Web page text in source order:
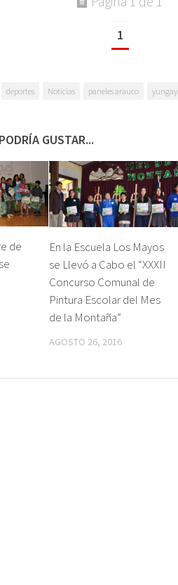
1
deportes Noticias paneles arauco yungay
GUSTAR...
de
En la Escuela Los Mayos
se Llevó a Cabo el “XXXII
Concurso Comunal de
Pintura Escolar del Mes
de la Montaña”
AGOSTO 26, 2016